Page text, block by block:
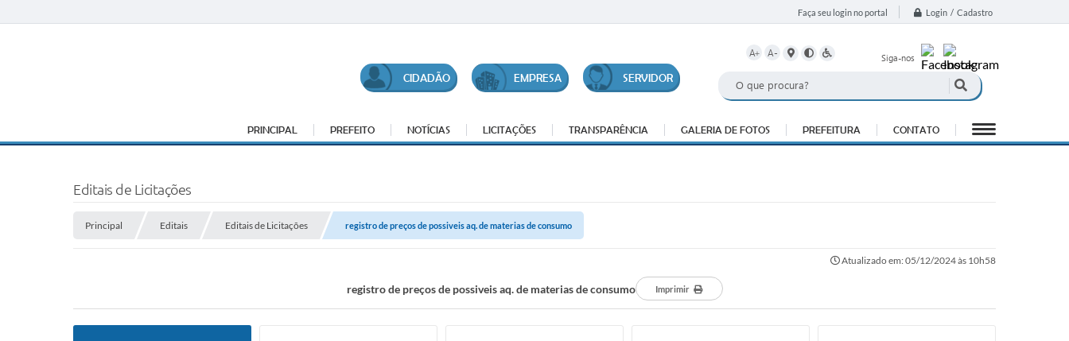
Faça seu login no portal Login / Cadastro
CIDADÃO EMPRESA SERVIDOR
A+ A- Siga-nos
PRINCIPAL PREFEITO NOTÍCIAS LICITAÇÕES TRANSPARÊNCIA GALERIA DE FOTOS PREFEITURA CONTATO
Editais de Licitações
Principal Editais Editais de Licitações registro de preços de possiveis aq. de materias de consumo
Atualizado em: 05/12/2024 às 10h58
registro de preços de possiveis aq. de materias de consumo Imprimir